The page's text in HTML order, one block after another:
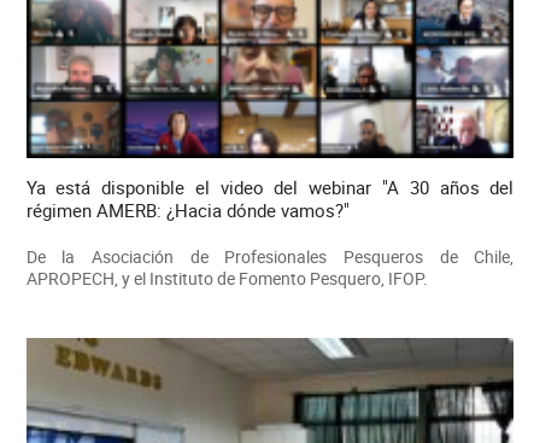
Ya está disponible el video del webinar "A 30 años del
régimen AMERB: ¿Hacia dónde vamos?"
De la Asociación de Profesionales Pesqueros de Chile,
APROPECH, y el Instituto de Fomento Pesquero, IFOP.